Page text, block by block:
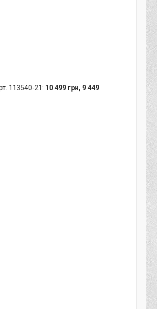
113540-21: 10 499 грн, 9 449